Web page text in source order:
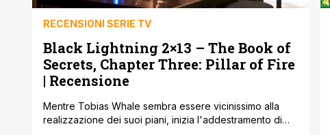
RECENSIONI SERIE TV
Black Lightning 2×13 – The Book of
Secrets, Chapter Three: Pillar of Fire
| Recensione
Mentre Tobias Whale sembra essere vicinissimo alla
realizzazione dei suoi piani, inizia l'addestramento di